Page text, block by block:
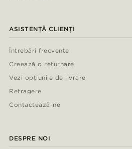
ASISTENȚĂ CLIENȚI
Întrebări frecvente
Creează o returnare
Vezi opțiunile de livrare
Retragere
Contactează-ne
DESPRE NOI